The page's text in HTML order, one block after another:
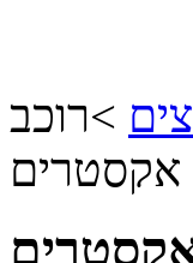
>רוכב
אקסטרים